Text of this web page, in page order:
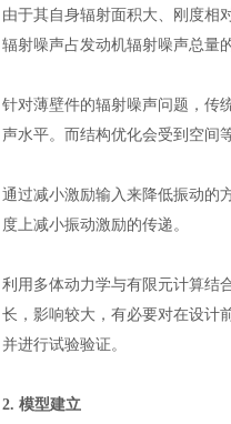
由于其自身辐射面积大、刚度相
辐射噪声占发动机辐射噪声总量
针对薄壁件的辐射噪声问题，传
声水平。而结构优化会受到空间
通过减小激励输入来降低振动的
度上减小振动激励的传递。
利用多体动力学与有限元计算结
长，影响较大，有必要对在设计
并进行试验验证。
2. 模型建立